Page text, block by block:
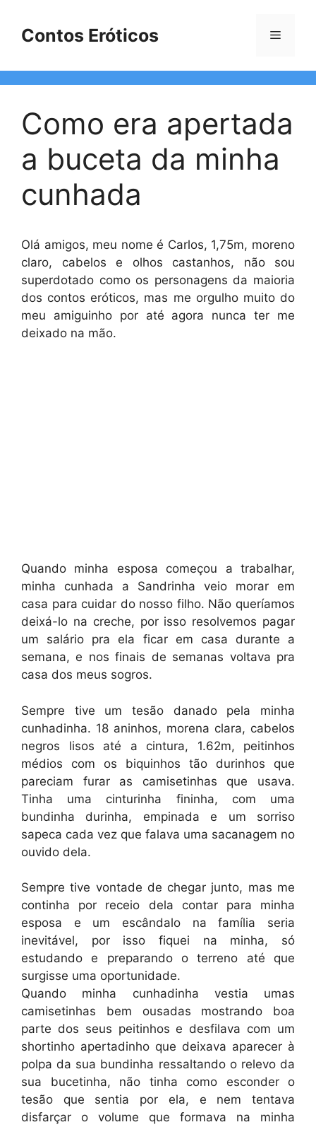
Contos Eróticos Menu
Como era apertada
a buceta da minha
cunhada
Olá amigos, meu nome é Carlos, 1,75m, moreno
claro, cabelos e olhos castanhos, não sou
superdotado como os personagens da maioria
dos contos eróticos, mas me orgulho muito do
meu amiguinho por até agora nunca ter me
deixado na mão.
Quando minha esposa começou a trabalhar,
minha cunhada a Sandrinha veio morar em
casa para cuidar do nosso filho. Não queríamos
deixá-lo na creche, por isso resolvemos pagar
um salário pra ela ficar em casa durante a
semana, e nos finais de semanas voltava pra
casa dos meus sogros.
Sempre tive um tesão danado pela minha
cunhadinha. 18 aninhos, morena clara, cabelos
negros lisos até a cintura, 1.62m, peitinhos
médios com os biquinhos tão durinhos que
pareciam furar as camisetinhas que usava.
Tinha uma cinturinha fininha, com uma
bundinha durinha, empinada e um sorriso
sapeca cada vez que falava uma sacanagem no
ouvido dela.
Sempre tive vontade de chegar junto, mas me
continha por receio dela contar para minha
esposa e um escândalo na família seria
inevitável, por isso fiquei na minha, só
estudando e preparando o terreno até que
surgisse uma oportunidade.
Quando minha cunhadinha vestia umas
camisetinhas bem ousadas mostrando boa
parte dos seus peitinhos e desfilava com um
shortinho apertadinho que deixava aparecer à
polpa da sua bundinha ressaltando o relevo da
sua bucetinha, não tinha como esconder o
tesão que sentia por ela, e nem tentava
disfarçar o volume que formava na minha